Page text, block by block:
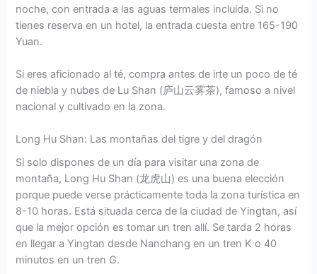
noche, con entrada a las aguas termales incluida. Si no
tienes reserva en un hotel, la entrada cuesta entre 165-190
Yuan.
Si eres aficionado al té, compra antes de irte un poco de té
de niebla y nubes de Lu Shan (庐山云雾茶), famoso a nivel
nacional y cultivado en la zona.
Long Hu Shan: Las montañas del tigre y del dragón
Si solo dispones de un día para visitar una zona de
montaña, Long Hu Shan (龙虎山) es una buena elección
porque puede verse prácticamente toda la zona turística en
8-10 horas. Está situada cerca de la ciudad de Yingtan, así
que la mejor opción es tomar un tren allí. Se tarda 2 horas
en llegar a Yingtan desde Nanchang en un tren K o 40
minutos en un tren G.